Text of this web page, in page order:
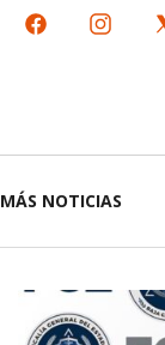
MÁS NOTICIAS